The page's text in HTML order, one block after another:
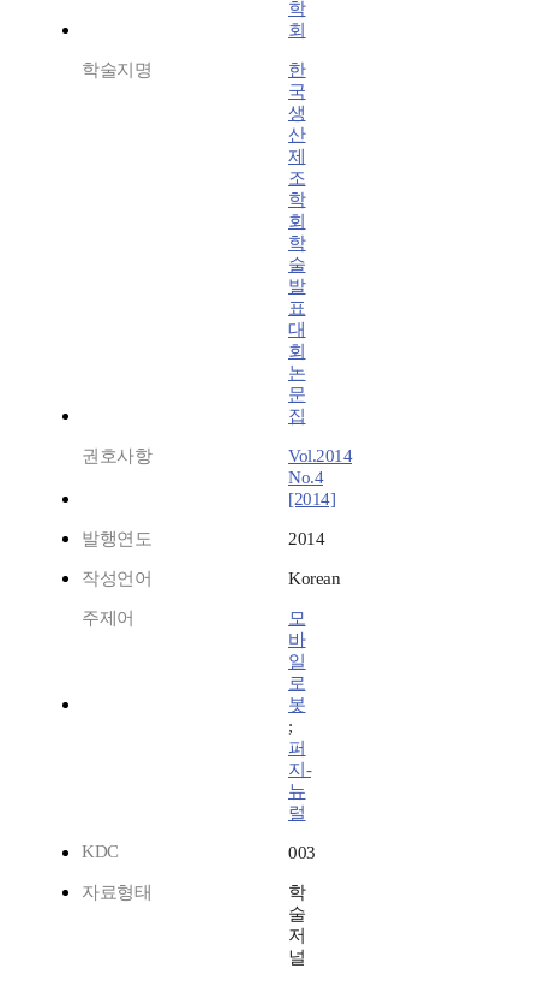
학
회
학술지명
한
국
생
산
제
조
학
회
학
술
발
표
대
회
논
문
집
권호사항
Vol.2014
No.4
[2014]
발행연도 2014
작성언어 Korean
주제어
모
바
일
로
봇
;
퍼
지-
뉴
럴
KDC
003
자료형태
학
술
저
널